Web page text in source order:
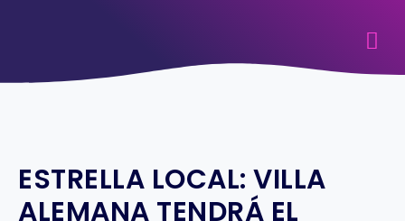
ESTRELLA LOCAL: VILLA
ALEMANA TENDRÁ EL